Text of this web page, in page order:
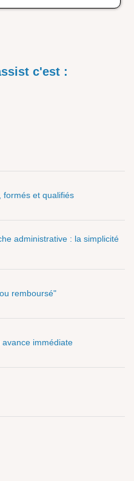
c'est :
formés et qualifiés
administrative : la simplicité
remboursé"
immédiate